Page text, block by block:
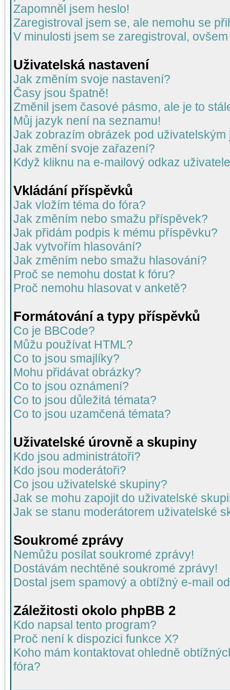
Zapomněl jsem heslo!
Zaregistroval jsem se, ale nemohu se
V minulosti jsem se zaregistroval,
Uživatelská nastavení
Jak změním svoje nastavení?
Časy jsou špatně!
Změnil jsem časové pásmo, ale je to
Můj jazyk není na seznamu!
Jak zobrazím obrázek pod uživatelským
Jak změní svoje zařazení?
Když kliknu na e-mailový odkaz
Vkládání příspěvků
Jak vložím téma do fóra?
Jak změním nebo smažu příspěvek?
Jak přidám podpis k mému příspěvku?
Jak vytvořím hlasování?
Jak změním nebo smažu hlasování?
Proč se nemohu dostat k fóru?
Proč nemohu hlasovat v anketě?
Formátování a typy příspěvků
Co je BBCode?
Můžu používat HTML?
Co to jsou smajlíky?
Mohu přidávat obrázky?
Co to jsou oznámení?
Co to jsou důležitá témata?
Co to jsou uzamčená témata?
Uživatelské úrovně a skupiny
Kdo jsou administrátoři?
Kdo jsou moderátoři?
Co jsou uživatelské skupiny?
Jak se mohu zapojit do uživatelské
Jak se stanu moderátorem uživatelské
Soukromé zprávy
Nemůžu posílat soukromé zprávy!
Dostávám nechtěné soukromé zprávy!
Dostal jsem spamový a obtížný e-mail
Záležitosti okolo phpBB 2
Kdo napsal tento program?
Proč není k dispozici funkce X?
Koho mám kontaktovat ohledně
fóra?